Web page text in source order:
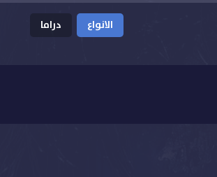
الانواع دراما